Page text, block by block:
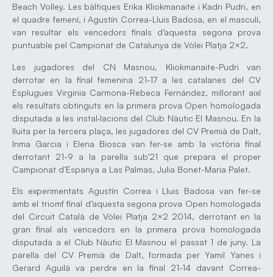
Beach Volley. Les bàltiques Erika Kliokmanaite i Kadri Pudri, en
el quadre femení, i Agustín Correa-Lluis Badosa, en el masculí,
van resultar els vencedors finals d’aquesta segona prova
puntuable pel Campionat de Catalunya de Vòlei Platja 2×2.
Les jugadores del CN Masnou, Kliokmanaite-Pudri van
derrotar en la final femenina 21-17 a les catalanes del CV
Esplugues Virginia Carmona-Rebeca Fernández, millorant així
els resultats obtinguts en la primera prova Open homologada
disputada a les instal·lacions del Club Nàutic El Masnou. En la
lluita per la tercera plaça, les jugadores del CV Premià de Dalt,
Inma Garcia i Elena Biosca van fer-se amb la victòria final
derrotant 21-9 a la parella sub’21 que prepara el proper
Campionat d’Espanya a Las Palmas, Julia Bonet-Maria Palet.
Els experimentats Agustín Correa i Lluis Badosa van fer-se
amb el triomf final d’aquesta segona prova Open homologada
del Circuit Català de Vòlei Platja 2×2 2014, derrotant en la
gran final als vencedors en la primera prova homologada
disputada a el Club Nàutic El Masnou el passat 1 de juny. La
parella del CV Premià de Dalt, formada per Yamil Yanes i
Gerard Aguilà va perdre en la final 21-14 davant Correa-